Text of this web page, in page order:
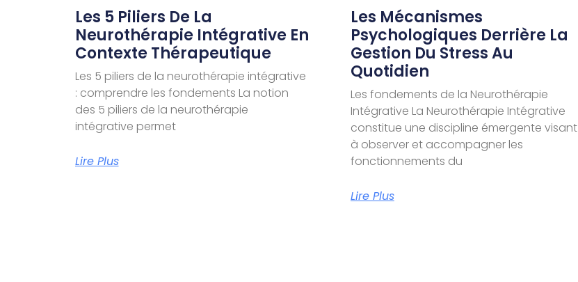
Les 5 Piliers De La
Neurothérapie Intégrative En
Contexte Thérapeutique
Les 5 piliers de la neurothérapie intégrative
: comprendre les fondements La notion
des 5 piliers de la neurothérapie
intégrative permet
Lire Plus
Les Mécanismes
Psychologiques Derrière La
Gestion Du Stress Au
Quotidien
Les fondements de la Neurothérapie
Intégrative La Neurothérapie Intégrative
constitue une discipline émergente visant
à observer et accompagner les
fonctionnements du
Lire Plus